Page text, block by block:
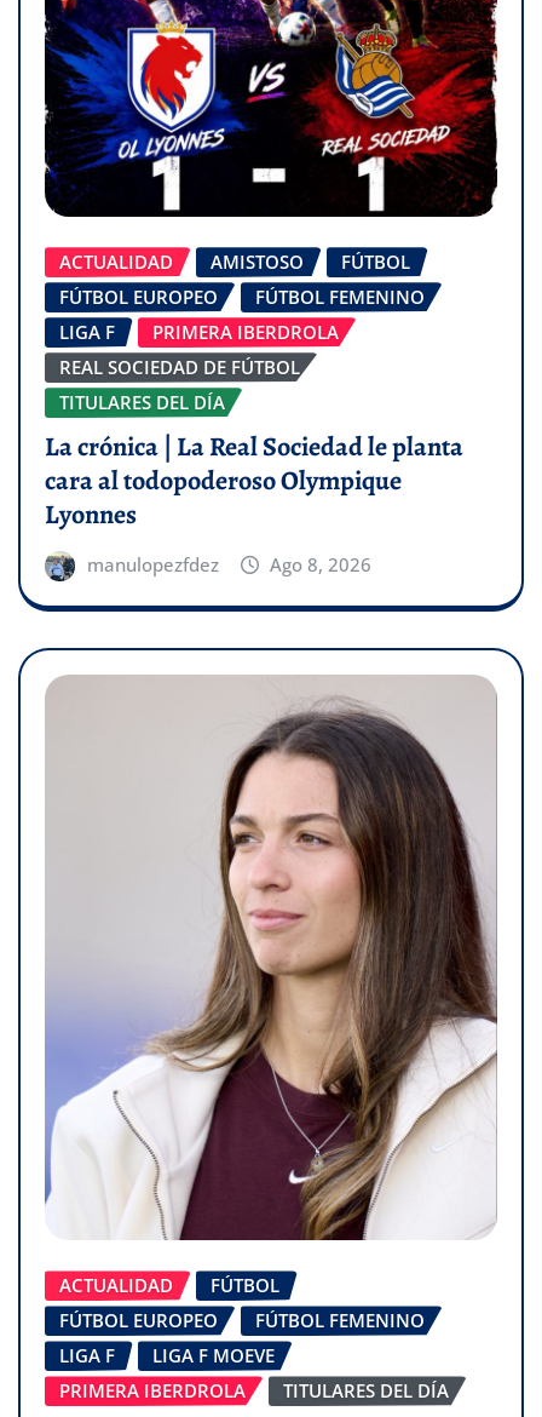
ACTUALIDAD AMISTOSO
FÚTBOL
FÚTBOL EUROPEO
FÚTBOL FEMENINO
LIGA F
PRIMERA IBERDROLA
REAL SOCIEDAD DE FÚTBOL
TITULARES DEL DÍA
La crónica | La Real Sociedad le planta
cara al todopoderoso Olympique
Lyonnes
manulopezfdez Ago 8, 2026
ACTUALIDAD
FÚTBOL
FÚTBOL EUROPEO
FÚTBOL FEMENINO
LIGA F
LIGA F MOEVE
PRIMERA IBERDROLA
TITULARES DEL DÍA